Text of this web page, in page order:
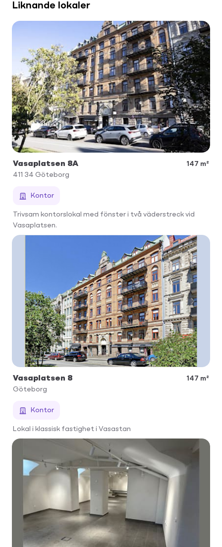
Liknande lokaler
Vasaplatsen 8A
147 m²
411 34 Göteborg
Kontor
Trivsam kontorslokal med fönster i två väderstreck vid
Vasaplatsen.
Vasaplatsen 8
147 m²
Göteborg
Kontor
Lokal i klassisk fastighet i Vasastan